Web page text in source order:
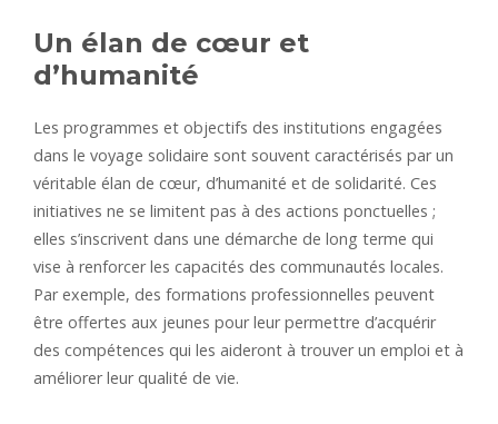
Un élan de cœur et
d’humanité
Les programmes et objectifs des institutions engagées
dans le voyage solidaire sont souvent caractérisés par un
véritable élan de cœur, d’humanité et de solidarité. Ces
initiatives ne se limitent pas à des actions ponctuelles ;
elles s’inscrivent dans une démarche de long terme qui
vise à renforcer les capacités des communautés locales.
Par exemple, des formations professionnelles peuvent
être offertes aux jeunes pour leur permettre d’acquérir
des compétences qui les aideront à trouver un emploi et à
améliorer leur qualité de vie.